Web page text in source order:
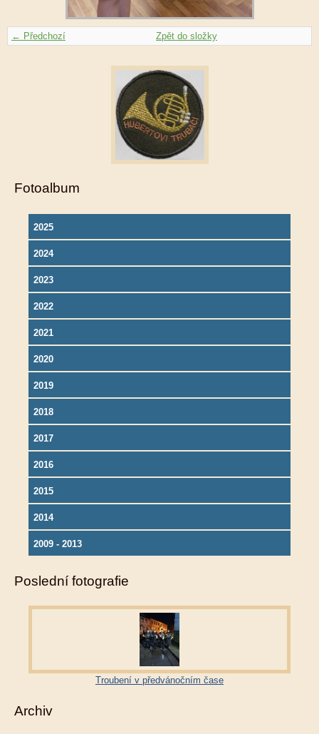
← Předchozí Zpět do složky
Fotoalbum
2025
2024
2023
2022
2021
2020
2019
2018
2017
2016
2015
2014
2009 - 2013
Poslední fotografie
Troubení v předvánočním čase
Archiv